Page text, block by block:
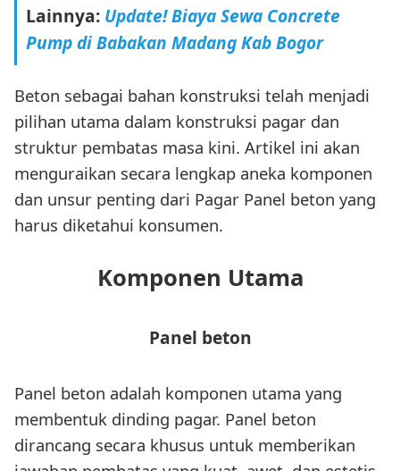
Lainnya: Update! Biaya Sewa Concrete
Pump di Babakan Madang Kab Bogor
Beton sebagai bahan konstruksi telah menjadi
pilihan utama dalam konstruksi pagar dan
struktur pembatas masa kini. Artikel ini akan
menguraikan secara lengkap aneka komponen
dan unsur penting dari Pagar Panel beton yang
harus diketahui konsumen.
Komponen Utama
Panel beton
Panel beton adalah komponen utama yang
membentuk dinding pagar. Panel beton
dirancang secara khusus untuk memberikan